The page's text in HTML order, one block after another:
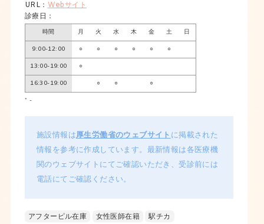
URL： Webサイト
診療日：
時間 月 火 水 木 金 土 日
9:00-12:00 ○ ○ ○ ○ ○ ○
13:00-19:00 ○
16:30-19:00 ○ ○ ○
* -
施設情報は厚生労働省のウェブサイト に掲載された
情報を参考に作成しています。最新情報は各医療機
関のウェブサイトにてご確認いただき、受診前には
電話にてご確認ください。
アフターピル在庫 女性医師在籍 駅チカ